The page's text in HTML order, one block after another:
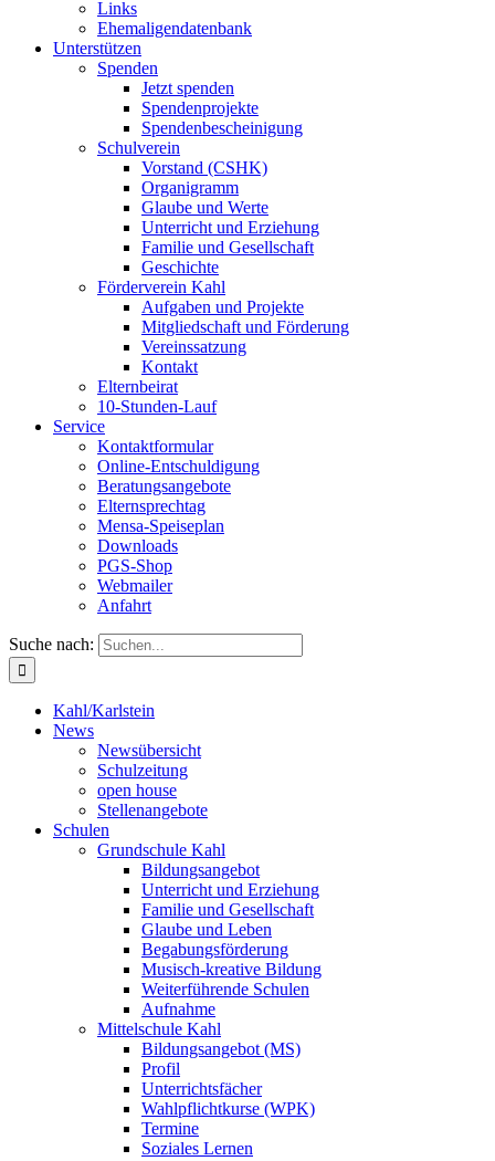
Links
Ehemaligendatenbank
Unterstützen
Spenden
Jetzt spenden
Spendenprojekte
Spendenbescheinigung
Schulverein
Vorstand (CSHK)
Organigramm
Glaube und Werte
Unterricht und Erziehung
Familie und Gesellschaft
Geschichte
Förderverein Kahl
Aufgaben und Projekte
Mitgliedschaft und Förderung
Vereinssatzung
Kontakt
Elternbeirat
10-Stunden-Lauf
Service
Kontaktformular
Online-Entschuldigung
Beratungsangebote
Elternsprechtag
Mensa-Speiseplan
Downloads
PGS-Shop
Webmailer
Anfahrt
Suche nach:
Kahl/Karlstein
News
Newsübersicht
Schulzeitung
open house
Stellenangebote
Schulen
Grundschule Kahl
Bildungsangebot
Unterricht und Erziehung
Familie und Gesellschaft
Glaube und Leben
Begabungsförderung
Musisch-kreative Bildung
Weiterführende Schulen
Aufnahme
Mittelschule Kahl
Bildungsangebot (MS)
Profil
Unterrichtsfächer
Wahlpflichtkurse (WPK)
Termine
Soziales Lernen